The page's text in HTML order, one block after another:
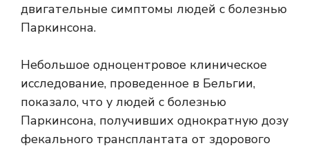
двигательные симптомы людей с болезнью
Паркинсона.
Небольшое одноцентровое клиническое
исследование, проведенное в Бельгии,
показало, что у людей с болезнью
Паркинсона, получивших однократную дозу
фекального трансплантата от здорового